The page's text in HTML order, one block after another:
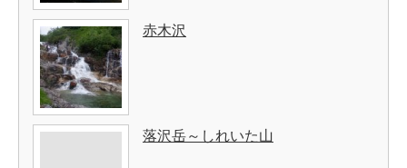
赤木沢
落沢岳～しれいた山